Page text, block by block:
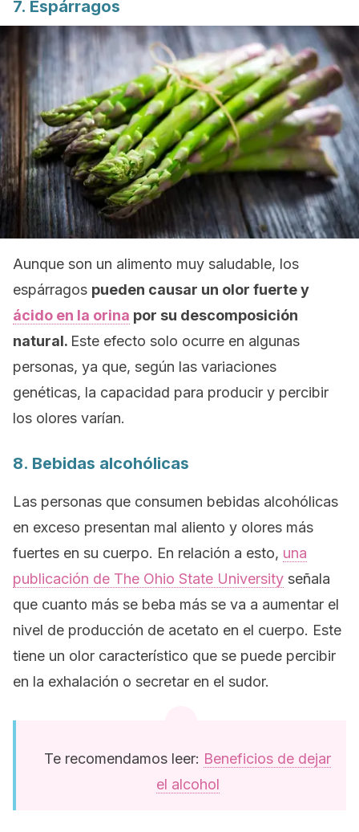
7. Espárragos
Aunque son un alimento muy saludable, los
espárragos pueden causar un olor fuerte y
ácido en la orina por su descomposición
natural. Este efecto solo ocurre en algunas
personas, ya que, según las variaciones
genéticas, la capacidad para producir y percibir
los olores varían.
8. Bebidas alcohólicas
Las personas que consumen bebidas alcohólicas
en exceso presentan mal aliento y olores más
fuertes en su cuerpo. En relación a esto, una
publicación de The Ohio State University señala
que cuanto más se beba más se va a aumentar el
nivel de producción de acetato en el cuerpo. Este
tiene un olor característico que se puede percibir
en la exhalación o secretar en el sudor.
Te recomendamos leer: Beneficios de dejar
el alcohol